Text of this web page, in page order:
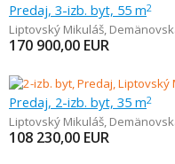
Predaj, 3-izb. byt, 55 m2
Liptovský Mikuláš,
170 900,00 EUR
Predaj, 2-izb. byt, 35 m2
Liptovský Mikuláš,
108 230,00 EUR